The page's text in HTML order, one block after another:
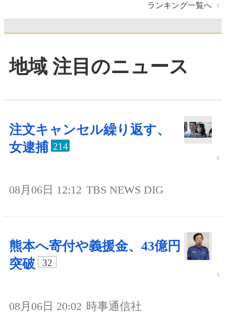
ランキング一覧へ
地域 注目のニュース
注文キャンセル繰り返す、
女逮捕 214
08月06日 12:12 TBS NEWS DIG
熊本へ寄付や義援金、43億円
突破
32
08月06日 20:02 時事通信社